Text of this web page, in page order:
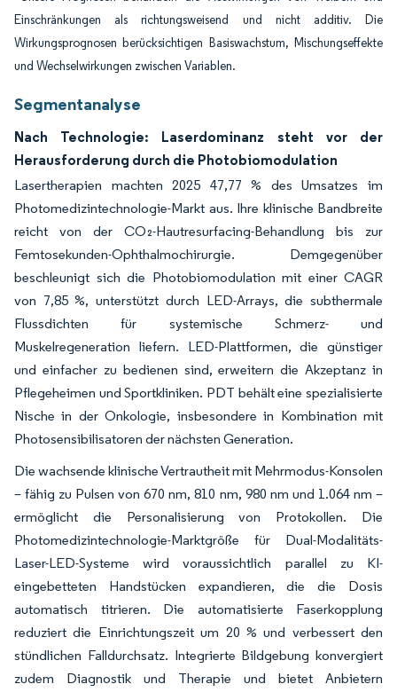
Einschränkungen als richtungsweisend und nicht additiv. Die
Wirkungsprognosen berücksichtigen Basiswachstum, Mischungseffekte
und Wechselwirkungen zwischen Variablen.
Segmentanalyse
Nach Technologie: Laserdominanz steht vor der
Herausforderung durch die Photobiomodulation
Lasertherapien machten 2025 47,77 % des Umsatzes im
Photomedizintechnologie-Markt aus. Ihre klinische Bandbreite
reicht von der CO₂-Hautresurfacing-Behandlung bis zur
Femtosekunden-Ophthalmochirurgie. Demgegenüber
beschleunigt sich die Photobiomodulation mit einer CAGR
von 7,85 %, unterstützt durch LED-Arrays, die subthermale
Flussdichten für systemische Schmerz- und
Muskelregeneration liefern. LED-Plattformen, die günstiger
und einfacher zu bedienen sind, erweitern die Akzeptanz in
Pflegeheimen und Sportkliniken. PDT behält eine spezialisierte
Nische in der Onkologie, insbesondere in Kombination mit
Photosensibilisatoren der nächsten Generation.
Die wachsende klinische Vertrautheit mit Mehrmodus-Konsolen
– fähig zu Pulsen von 670 nm, 810 nm, 980 nm und 1.064 nm –
ermöglicht die Personalisierung von Protokollen. Die
Photomedizintechnologie-Marktgröße für Dual-Modalitäts-
Laser-LED-Systeme wird voraussichtlich parallel zu KI-
eingebetteten Handstücken expandieren, die die Dosis
automatisch titrieren. Die automatisierte Faserkopplung
reduziert die Einrichtungszeit um 20 % und verbessert den
stündlichen Falldurchsatz. Integrierte Bildgebung konvergiert
zudem Diagnostik und Therapie und bietet Anbietern